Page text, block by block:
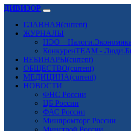
ДИВИЗОР
ГЛАВНАЯ(current)
ЖУРНАЛЫ
НЭО –
КонкуренTEAM -
ВЕБИНАРЫ(current)
ОБЩЕСТВО(current)
МЕДИЦИНА(current)
НОВОСТИ
ФНС России
ЦБ России
ФАС России
Минпромторг России
Минстрой России